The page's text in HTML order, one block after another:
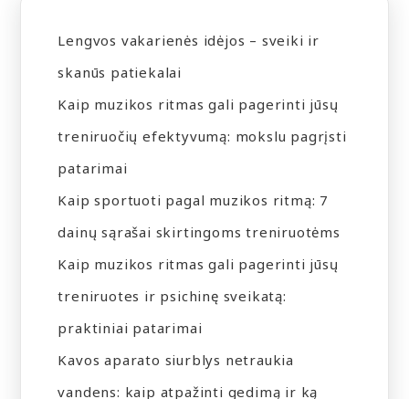
Lengvos vakarienės idėjos – sveiki ir
skanūs patiekalai
Kaip muzikos ritmas gali pagerinti jūsų
treniruočių efektyvumą: mokslu pagrįsti
patarimai
Kaip sportuoti pagal muzikos ritmą: 7
dainų sąrašai skirtingoms treniruotėms
Kaip muzikos ritmas gali pagerinti jūsų
treniruotes ir psichinę sveikatą:
praktiniai patarimai
Kavos aparato siurblys netraukia
vandens: kaip atpažinti gedimą ir ką